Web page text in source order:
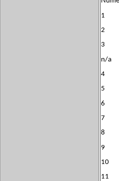
1
2
3
n/a
4
5
6
7
8
9
10
11